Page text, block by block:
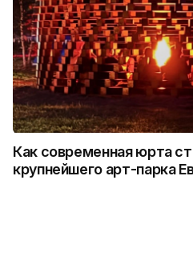
Как современная юрта
крупнейшего арт-парка